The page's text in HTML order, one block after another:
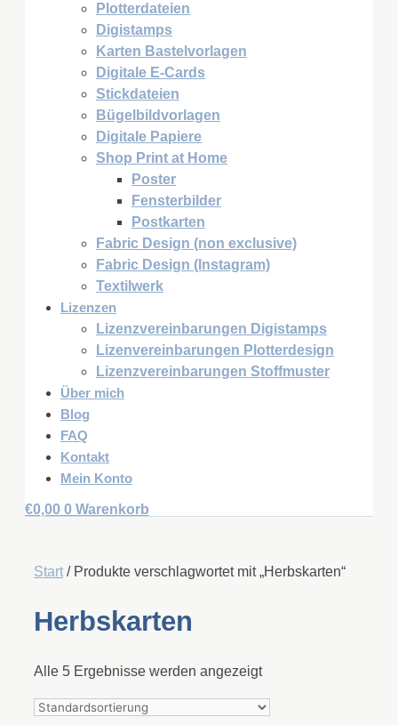
Plotterdateien
Digistamps
Karten Bastelvorlagen
Digitale E-Cards
Stickdateien
Bügelbildvorlagen
Digitale Papiere
Shop Print at Home
Poster
Fensterbilder
Postkarten
Fabric Design (non exclusive)
Fabric Design (Instagram)
Textilwerk
Lizenzen
Lizenzvereinbarungen Digistamps
Lizenvereinbarungen Plotterdesign
Lizenzvereinbarungen Stoffmuster
Über mich
Blog
FAQ
Kontakt
Mein Konto
€0,00 0 Warenkorb
Start / Produkte verschlagwortet mit „Herbskarten“
Herbskarten
Alle 5 Ergebnisse werden angezeigt